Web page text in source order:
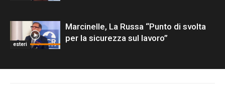
esteri
Marcinelle, La Russa “Punto di svolta
per la sicurezza sul lavoro”